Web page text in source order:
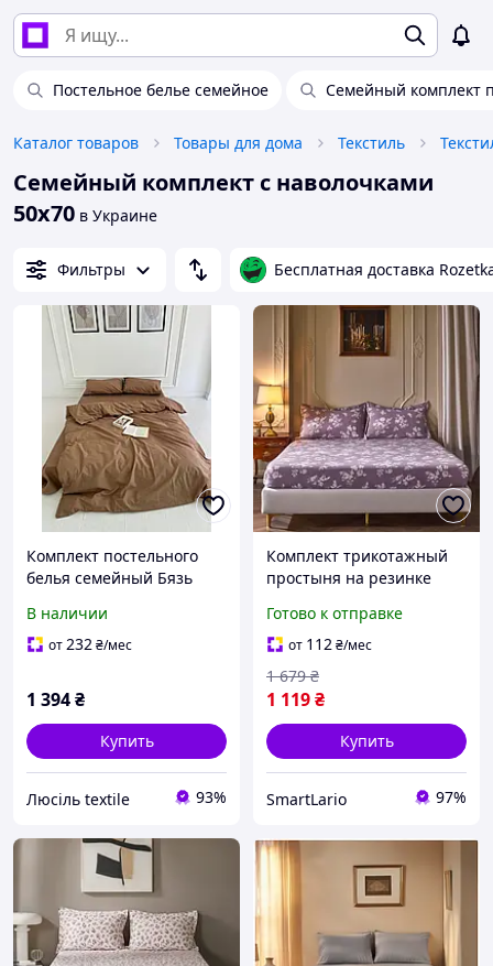
Постельное белье семейное Семейный комплект
Каталог товаров Товары для дома Текстиль
Семейный комплект с наволочками
50х70 в Украине
Фильтры Бесплатная доставка
Комплект постельного
белья семейный Бязь
наволочки 50х70
В наличии
от232₴/мес
1 394₴
Купить
Люсіль textile 93%
Комплект трикотажный
простыня на резинке
наволочками 50х70 см
для дома коричневый LS-
6956
Готово к отправке
от 112₴/мес
1 119₴
1 679 ₴
Купить
SmartLario 97%